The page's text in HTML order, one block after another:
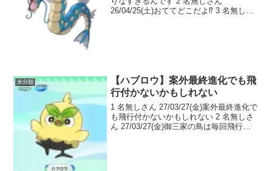
26/04/25(土)おててどこだよ⁉️ 3 名無しさ
未分類
【ハブロウ】案外最終進化でも飛
行付かないかもしれない
1 名無しさん 27/03/27(金)案外最終進化で
も飛行付かないかもしれない 2 名無しさ
ん 27/03/27(金)御三家の鳥は毎回飛行つ